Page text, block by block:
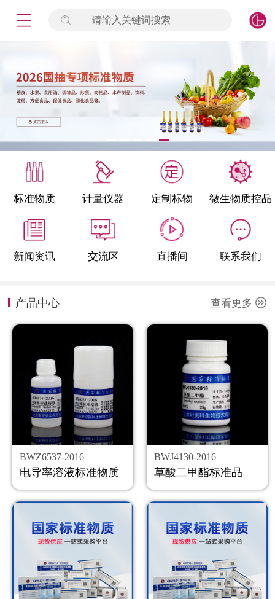
请输入关键词搜索
标准物质 计量仪器 定制标物 微生物质控品
新闻资讯 交流区 直播间 联系我们
产品中心 查看更多
BWZ6537-2016
电导率溶液标准物质
BWJ4130-2016
草酸二甲酯标准品
标准物质
产品专项
微生物检测/质控品
定制标物
定制仪器
新闻资讯
公司主页
购物车
会员中心
联系我们
返回主页